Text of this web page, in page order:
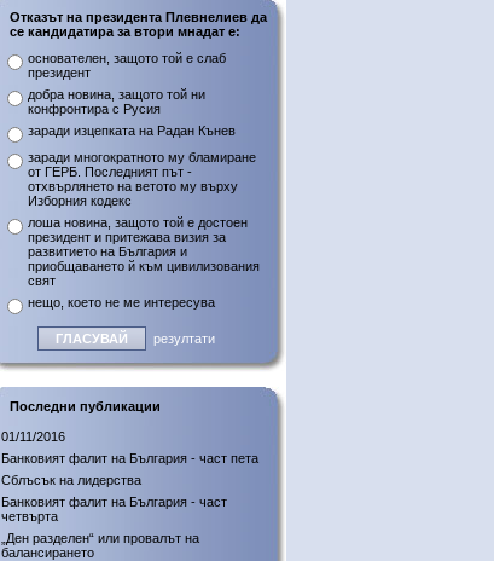
Отказът на президента Плевнелиев да
се кандидатира за втори мнадат е:
основателен, защото той е слаб
президент
добра новина, защото той ни
конфронтира с Русия
заради изцепката на Радан Кънев
заради многократното му бламиране
от ГЕРБ. Последният път -
отхвърлянето на ветото му върху
Изборния кодекс
лоша новина, защото той е достоен
президент и притежава визия за
развитието на България и
приобщаването й към цивилизования
свят
нещо, което не ме интересува
резултати
Последни публикации
01/11/2016
Банковият фалит на България - част пета
Сблъсък на лидерства
Банковият фалит на България - част
четвърта
„Ден разделен“ или провалът на
балансирането